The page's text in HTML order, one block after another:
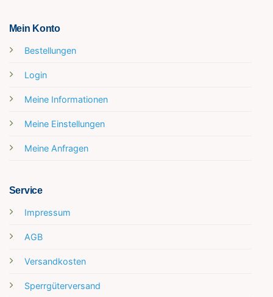
Mein Konto
Bestellungen
Login
Meine Informationen
Meine Einstellungen
Meine Anfragen
Service
Impressum
AGB
Versandkosten
Sperrgüterversand